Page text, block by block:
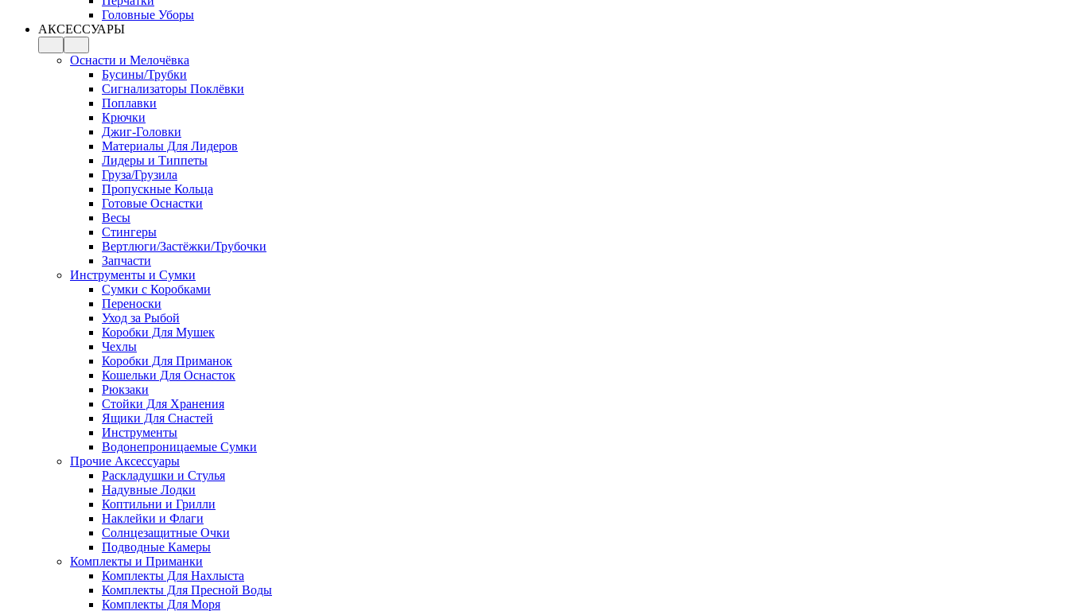
Головные Уборы
АКСЕССУАРЫ
Оснасти и Мелочёвка
Бусины/Трубки
Сигнализаторы Поклёвки
Поплавки
Крючки
Джиг-Головки
Материалы Для Лидеров
Лидеры и Типпеты
Груза/Грузила
Пропускные Кольца
Готовые Оснастки
Весы
Стингеры
Вертлюги/Застёжки/Трубочки
Запчасти
Инструменты и Сумки
Сумки с Коробками
Переноски
Уход за Рыбой
Коробки Для Мушек
Чехлы
Коробки Для Приманок
Кошельки Для Оснасток
Рюкзаки
Стойки Для Хранения
Ящики Для Снастей
Инструменты
Водонепроницаемые Сумки
Прочие Аксессуары
Раскладушки и Стулья
Надувные Лодки
Коптильни и Грилли
Наклейки и Флаги
Солнцезащитные Очки
Подводные Камеры
Комплекты и Приманки
Комплекты Для Нахлыста
Комплекты Для Пресной Воды
Комплекты Для Моря